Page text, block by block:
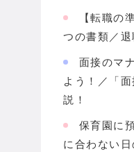
【転職の
つの書類／
面接のマ
よう！／「
説！
保育園に
に合わない